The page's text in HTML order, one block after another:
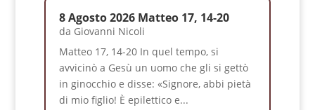
8 Agosto 2026 Matteo 17, 14-20
da Giovanni Nicoli
Matteo 17, 14-20 In quel tempo, si
avvicinò a Gesù un uomo che gli si gettò
in ginocchio e disse: «Signore, abbi pietà
di mio figlio! È epilettico e...